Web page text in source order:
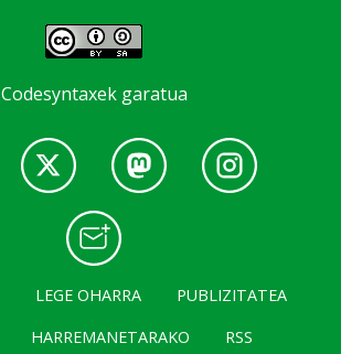
Codesyntaxek garatua
LEGE OHARRA
PUBLIZITATEA
HARREMANETARAKO RSS